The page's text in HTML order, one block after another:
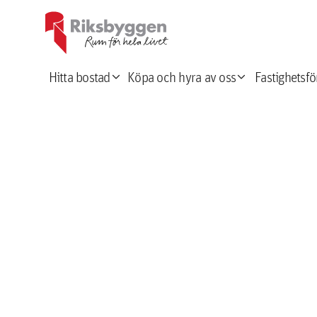
Hitta bostadexpand_more Köpa och hyra av ossexpand_more